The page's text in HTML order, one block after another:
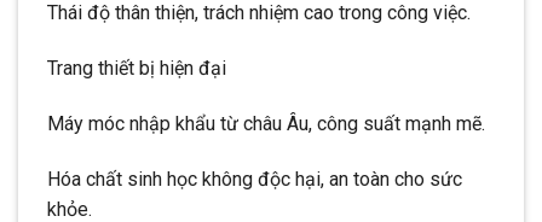
Thái độ thân thiện, trách nhiệm cao trong công việc.
Trang thiết bị hiện đại
Máy móc nhập khẩu từ châu Âu, công suất mạnh mẽ.
Hóa chất sinh học không độc hại, an toàn cho sức
khỏe.